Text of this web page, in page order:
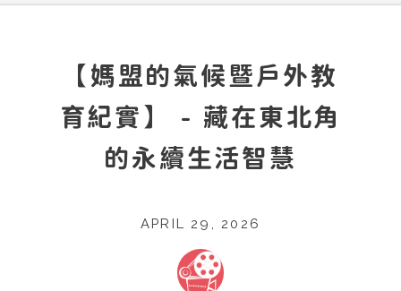
【媽盟的氣候暨戶外教
育紀實】 - 藏在東北角
的永續生活智慧
APRIL 29, 2026